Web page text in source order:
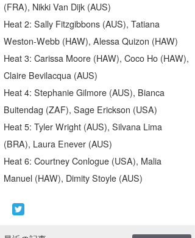
(FRA), Nikki Van Dijk (AUS)
Heat 2: Sally Fitzgibbons (AUS), Tatiana
Weston-Webb (HAW), Alessa Quizon (HAW)
Heat 3: Carissa Moore (HAW), Coco Ho (HAW),
Claire Bevilacqua (AUS)
Heat 4: Stephanie Gilmore (AUS), Bianca
Buitendag (ZAF), Sage Erickson (USA)
Heat 5: Tyler Wright (AUS), Silvana Lima
(BRA), Laura Enever (AUS)
Heat 6: Courtney Conlogue (USA), Malia
Manuel (HAW), Dimity Stoyle (AUS)